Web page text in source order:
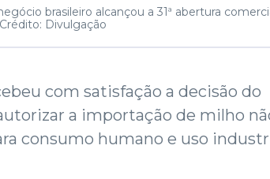
brasileiro alcançou a 31ª abertura
Crédito: Divulgação
com satisfação a decisão do
a importação de milho
consumo humano e uso